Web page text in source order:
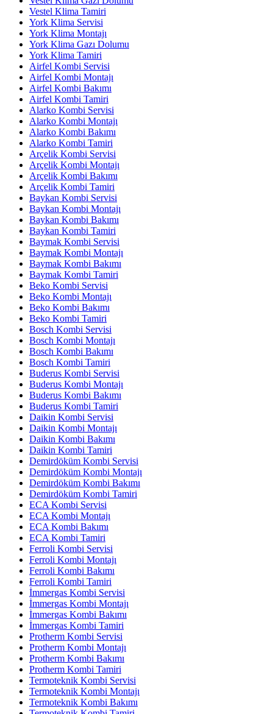
Vestel Klima Tamiri
York Klima Servisi
York Klima Montajı
York Klima Gazı Dolumu
York Klima Tamiri
Airfel Kombi Servisi
Airfel Kombi Montajı
Airfel Kombi Bakımı
Airfel Kombi Tamiri
Alarko Kombi Servisi
Alarko Kombi Montajı
Alarko Kombi Bakımı
Alarko Kombi Tamiri
Arçelik Kombi Servisi
Arçelik Kombi Montajı
Arçelik Kombi Bakımı
Arçelik Kombi Tamiri
Baykan Kombi Servisi
Baykan Kombi Montajı
Baykan Kombi Bakımı
Baykan Kombi Tamiri
Baymak Kombi Servisi
Baymak Kombi Montajı
Baymak Kombi Bakımı
Baymak Kombi Tamiri
Beko Kombi Servisi
Beko Kombi Montajı
Beko Kombi Bakımı
Beko Kombi Tamiri
Bosch Kombi Servisi
Bosch Kombi Montajı
Bosch Kombi Bakımı
Bosch Kombi Tamiri
Buderus Kombi Servisi
Buderus Kombi Montajı
Buderus Kombi Bakımı
Buderus Kombi Tamiri
Daikin Kombi Servisi
Daikin Kombi Montajı
Daikin Kombi Bakımı
Daikin Kombi Tamiri
Demirdöküm Kombi Servisi
Demirdöküm Kombi Montajı
Demirdöküm Kombi Bakımı
Demirdöküm Kombi Tamiri
ECA Kombi Servisi
ECA Kombi Montajı
ECA Kombi Bakımı
ECA Kombi Tamiri
Ferroli Kombi Servisi
Ferroli Kombi Montajı
Ferroli Kombi Bakımı
Ferroli Kombi Tamiri
İmmergas Kombi Servisi
İmmergas Kombi Montajı
İmmergas Kombi Bakımı
İmmergas Kombi Tamiri
Protherm Kombi Servisi
Protherm Kombi Montajı
Protherm Kombi Bakımı
Protherm Kombi Tamiri
Termoteknik Kombi Servisi
Termoteknik Kombi Montajı
Termoteknik Kombi Bakımı